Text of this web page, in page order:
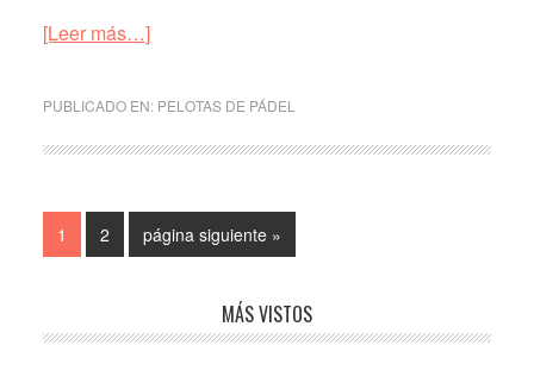
[Leer más…]acerca
Head
Padel
Tour,
contras
PUBLICADO EN: PELOTAS DE PÁDEL
Página
1 Página
2
Ir
a
página siguiente »
lateral
MÁS VISTOS